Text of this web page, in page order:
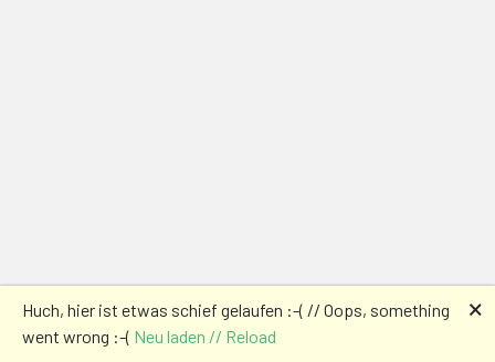
Huch, hier ist etwas schief gelaufen :-( // Oops, something
went wrong :-( Neu laden // Reload
🗙